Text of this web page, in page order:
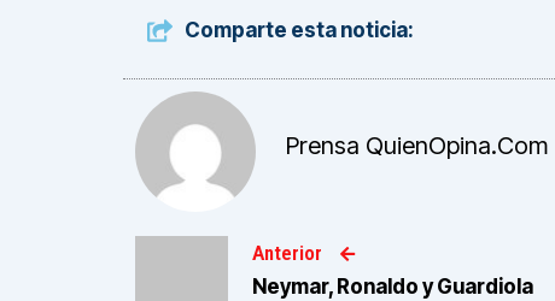
Comparte esta noticia:
Prensa QuienOpina.com
Anterior
Neymar, Ronaldo y Guardiola